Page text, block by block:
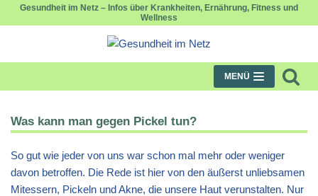
Gesundheit im Netz – Infos über Krankheiten, Ernährung, Fitness und
Wellness
MENÜ
Was kann man gegen Pickel tun?
So gut wie jeder von uns war schon mal mehr oder weniger
davon betroffen. Die Rede ist hier von den äußerst unliebsamen
Mitessern, Pickeln und Akne, die unsere Haut verunstalten. Nur